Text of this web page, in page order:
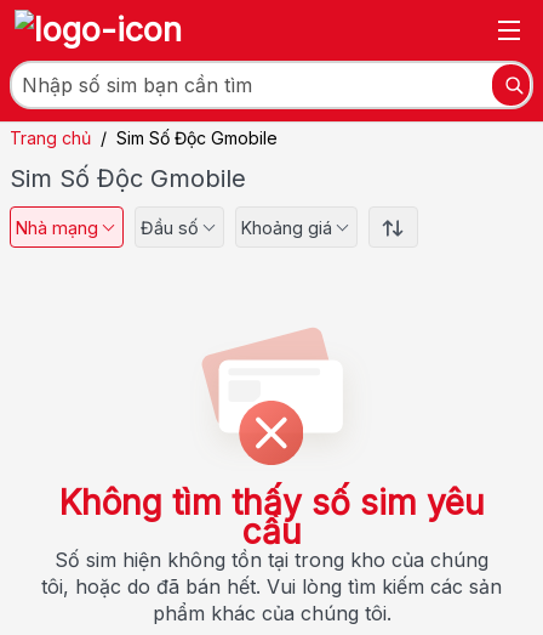
Trang chủ / Sim Số Độc Gmobile
Sim Số Độc Gmobile
Nhà mạng Đầu số Khoảng giá
Không tìm thấy số sim yêu
cầu
Số sim hiện không tồn tại trong kho của chúng
tôi, hoặc do đã bán hết. Vui lòng tìm kiếm các sản
phẩm khác của chúng tôi.